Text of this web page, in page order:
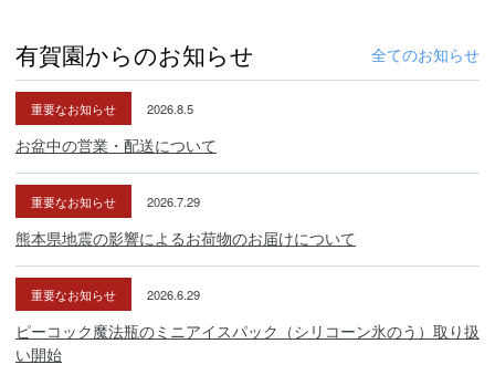
有賀園からのお知らせ 全てのお知らせ
重要なお知らせ 2026.8.5
お盆中の営業・配送について
重要なお知らせ 2026.7.29
熊本県地震の影響によるお荷物のお届けについて
重要なお知らせ 2026.6.29
ピーコック魔法瓶のミニアイスパック（シリコーン氷のう）取り扱
い開始